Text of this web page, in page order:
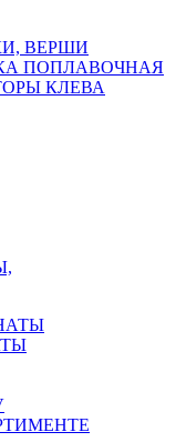
ВЕРШИ
ПОПЛАВОЧНАЯ
КЛЕВА